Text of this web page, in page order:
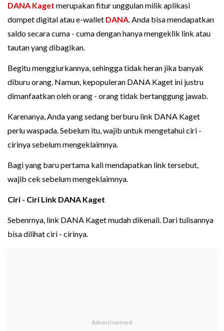
DANA Kaget merupakan fitur unggulan milik aplikasi
dompet digital atau e-wallet DANA. Anda bisa mendapatkan
saldo secara cuma - cuma dengan hanya mengeklik link atau
tautan yang dibagikan.
Begitu menggiurkannya, sehingga tidak heran jika banyak
diburu orang. Namun, kepopuleran DANA Kaget ini justru
dimanfaatkan oleh orang - orang tidak bertanggung jawab.
Karenanya, Anda yang sedang berburu link DANA Kaget
perlu waspada. Sebelum itu, wajib untuk mengetahui ciri -
cirinya sebelum mengeklaimnya.
Bagi yang baru pertama kali mendapatkan link tersebut,
wajib cek sebelum mengeklaimnya.
Ciri - Ciri Link DANA Kaget
Sebenrnya, link DANA Kaget mudah dikenali. Dari tulisannya
bisa dilihat ciri - cirinya.